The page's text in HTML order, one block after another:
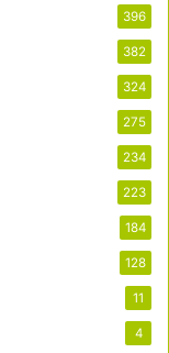
396
382
324
275
234
223
184
128
11
4